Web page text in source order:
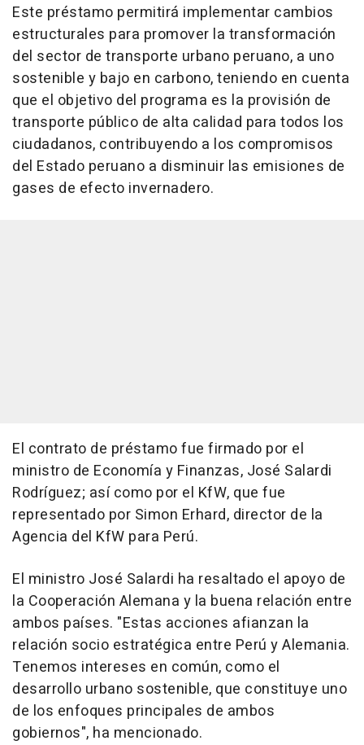
Este préstamo permitirá implementar cambios
estructurales para promover la transformación
del sector de transporte urbano peruano, a uno
sostenible y bajo en carbono, teniendo en cuenta
que el objetivo del programa es la provisión de
transporte público de alta calidad para todos los
ciudadanos, contribuyendo a los compromisos
del Estado peruano a disminuir las emisiones de
gases de efecto invernadero.
El contrato de préstamo fue firmado por el
ministro de Economía y Finanzas, José Salardi
Rodríguez; así como por el KfW, que fue
representado por Simon Erhard, director de la
Agencia del KfW para Perú.
El ministro José Salardi ha resaltado el apoyo de
la Cooperación Alemana y la buena relación entre
ambos países. "Estas acciones afianzan la
relación socio estratégica entre Perú y Alemania.
Tenemos intereses en común, como el
desarrollo urbano sostenible, que constituye uno
de los enfoques principales de ambos
gobiernos", ha mencionado.